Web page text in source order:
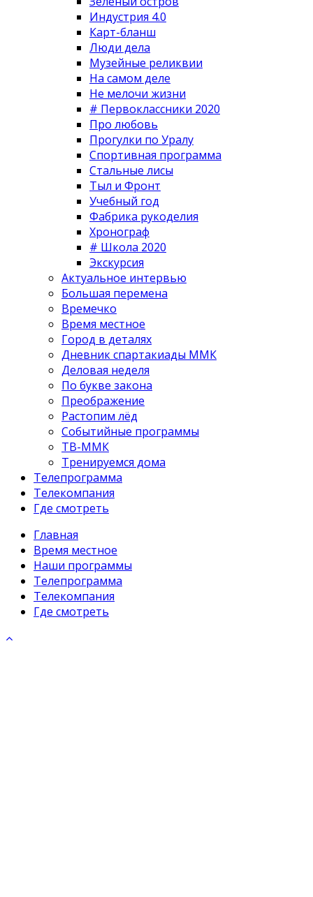
Индустрия 4.0
Карт-бланш
Люди дела
Музейные реликвии
На самом деле
Не мелочи жизни
# Первоклассники 2020
Про любовь
Прогулки по Уралу
Спортивная программа
Стальные лисы
Тыл и Фронт
Учебный год
Фабрика рукоделия
Хронограф
# Школа 2020
Экскурсия
Актуальное интервью
Большая перемена
Времечко
Время местное
Город в деталях
Дневник спартакиады ММК
Деловая неделя
По букве закона
Преображение
Растопим лёд
Событийные программы
ТВ-ММК
Тренируемся дома
Телепрограмма
Телекомпания
Где смотреть
Главная
Время местное
Наши программы
Телепрограмма
Телекомпания
Где смотреть